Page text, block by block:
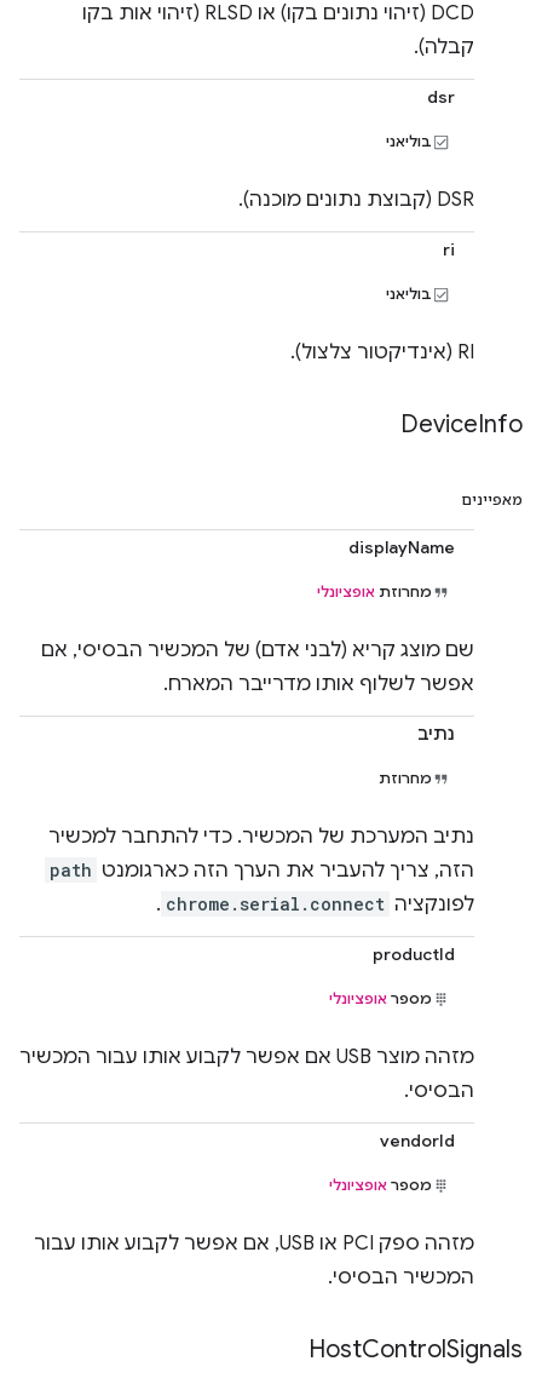
DCD (זיהוי נתונים בקו) או RLSD (זיהוי אות בקו
קבלה).
dsr
בוליאני
DSR (קבוצת נתונים מוכנה).
ri
בוליאני
RI (אינדיקטור צלצול).
DeviceInfo
מאפיינים
displayName
מחרוזת אופציונלי
שם מוצג קריא (לבני אדם) של המכשיר הבסיסי, אם
אפשר לשלוף אותו מדרייבר המארח.
נתיב
מחרוזת
נתיב המערכת של המכשיר. כדי להתחבר למכשיר
הזה, צריך להעביר את הערך הזה כארגומנט path
לפונקציה chrome.serial.connect
.
productId
מספר אופציונלי
מזהה מוצר USB אם אפשר לקבוע אותו עבור המכשיר
הבסיסי.
vendorId
מספר אופציונלי
מזהה ספק PCI או USB, אם אפשר לקבוע אותו עבור
המכשיר הבסיסי.
HostControlSignals